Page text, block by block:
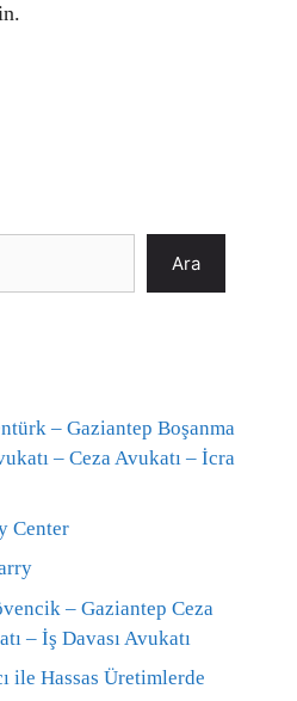
Ara
– Gaziantep Boşanma
– Ceza Avukatı – İcra
Center
– Gaziantep Ceza
– İş Davası Avukatı
ile Hassas Üretimlerde